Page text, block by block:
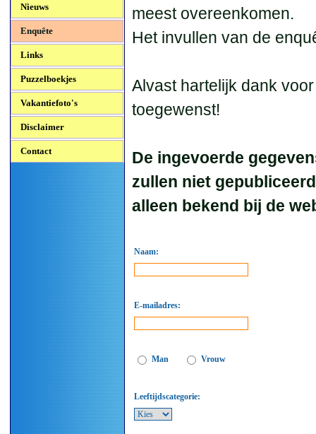
Nieuws
Enquête
Links
Puzzelboekjes
Vakantiefoto's
Disclaimer
Contact
meest overeenkomen.
Het invullen van de
Alvast hartelijk dank
toegewenst!
De ingevoerde
zullen niet
alleen bekend bij de
Naam:
E-mailadres:
Man Vrouw
Leeftijdscategorie: